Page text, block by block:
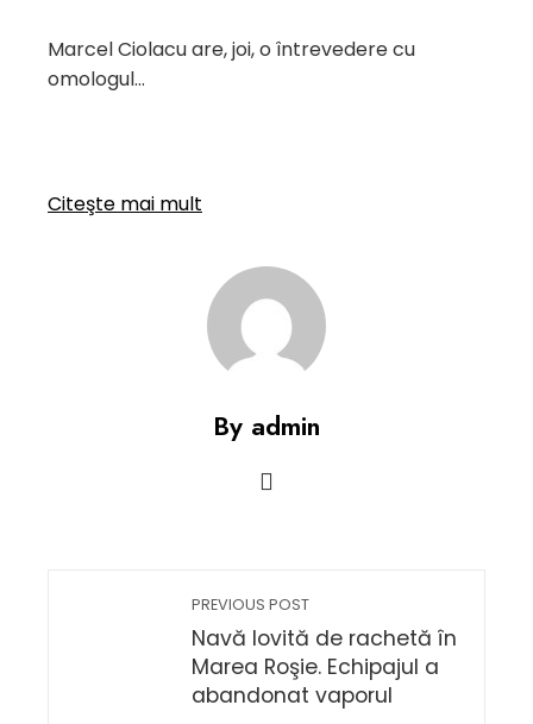
Marcel Ciolacu are, joi, o întrevedere cu
omologul…
Citeşte mai mult
By admin
PREVIOUS POST
Navă lovită de rachetă în
Marea Roşie. Echipajul a
abandonat vaporul